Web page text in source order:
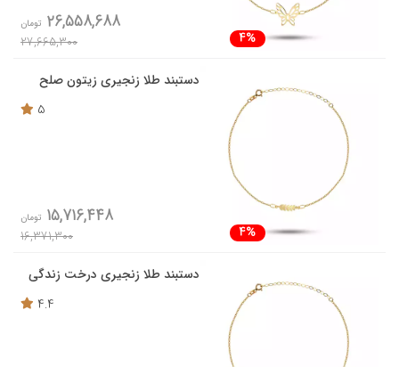
4%
26,558,688 تومان
27,665,300
دستبند طلا زنجیری زیتون صلح
5
4%
15,716,448 تومان
16,371,300
دستبند طلا زنجیری درخت زندگی
4.4